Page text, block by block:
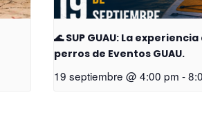
🌊 SUP GUAU: La
perros de Eventos GUAU.
19 septiembre @ 4:00 pm -